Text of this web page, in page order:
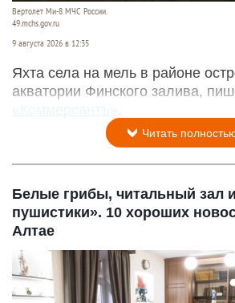
Вертолет Ми-8 МЧС России.
49.mchs.gov.ru
9 августа 2026 в 12:35
Яхта села на мель в районе
акватории Финского залива,
«Коммерсантъ»
Читать
Белые грибы, читальный зал
пушистики». 10 хороших
Алтае